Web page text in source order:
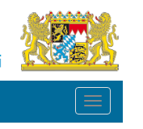
Toggle